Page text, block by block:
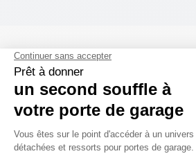
ACCESSOIRES